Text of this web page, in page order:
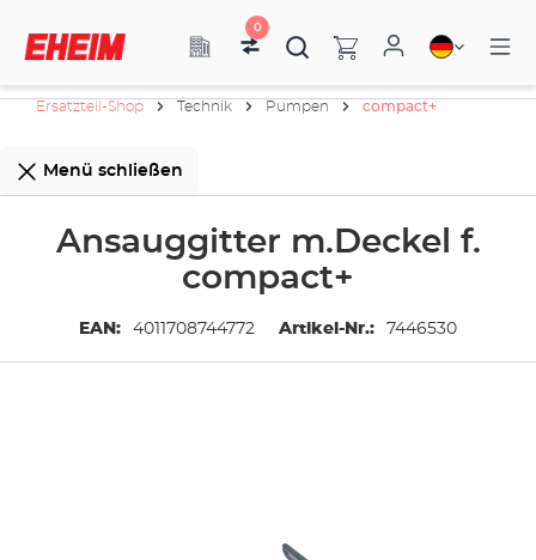
0
Ersatzteil-Shop Technik Pumpen compact+
Menü schließen
Ansauggitter m.Deckel f.
compact+
EAN: 4011708744772 Artikel-Nr.: 7446530